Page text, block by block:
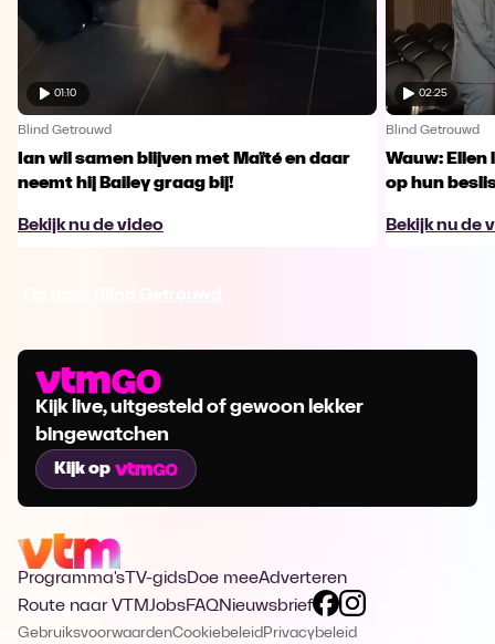
01:10
Blind Getrouwd
Ian wil samen blijven met Maïté en daar
neemt hij Bailey graag bij!
Bekijk nu de video
02:25
Blind Getrouwd
Wauw:
op hun
Bekijk nu de
Kijk live, uitgesteld of gewoon lekker
bingewatchen
Kijk op
Programma's TV-gidsDoe meeAdverteren
Route naar VTMJobsFAQNieuwsbrief
GebruiksvoorwaardenCookiebeleid Privacybeleid